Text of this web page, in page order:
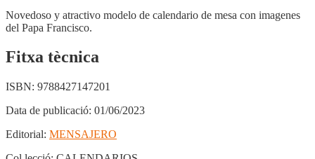
Novedoso y atractivo modelo de calendario de mesa con imagenes
del Papa Francisco.
Fitxa tècnica
ISBN: 9788427147201
Data de publicació: 01/06/2023
Editorial: MENSAJERO